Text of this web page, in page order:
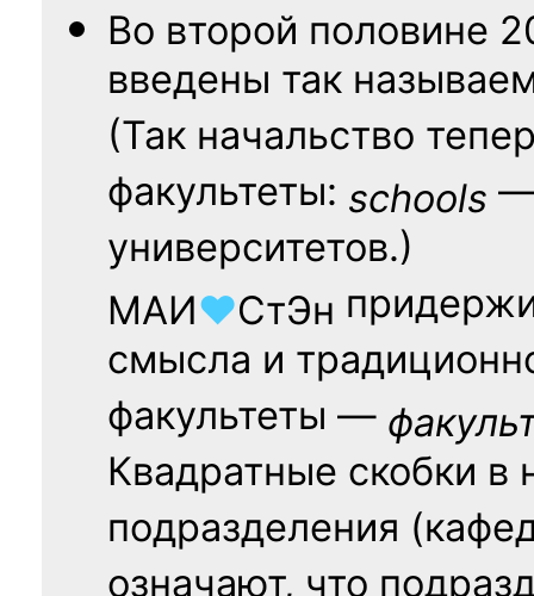
Во второй половине
введены так
(Так начальство
факультеты: schools —
университетов.)
МАИ♥СтЭн
смысла и
факультеты —
Квадратные скобки в
подразделения